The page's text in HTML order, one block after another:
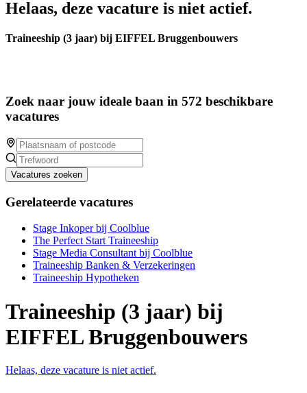
Helaas, deze vacature is niet actief.
Traineeship (3 jaar) bij EIFFEL Bruggenbouwers
Zoek naar jouw ideale baan in 572 beschikbare
vacatures
Vacatures zoeken
Gerelateerde vacatures
Stage Inkoper bij Coolblue
The Perfect Start Traineeship
Stage Media Consultant bij Coolblue
Traineeship Banken & Verzekeringen
Traineeship Hypotheken
Traineeship (3 jaar) bij
EIFFEL Bruggenbouwers
Helaas, deze vacature is niet actief.